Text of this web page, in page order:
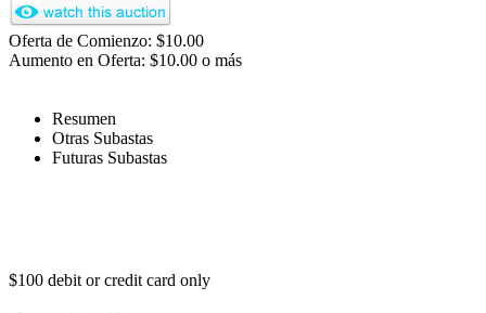
Oferta de Comienzo: $10.00
Aumento en Oferta: $10.00 o más
Resumen
Otras Subastas
Futuras Subastas
$100 debit or credit card only